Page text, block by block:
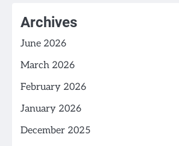
Archives
June 2026
March 2026
February 2026
January 2026
December 2025